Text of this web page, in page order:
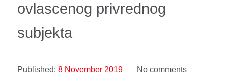
ovlascenog privrednog
subjekta
Published: 8 November 2019
No comments